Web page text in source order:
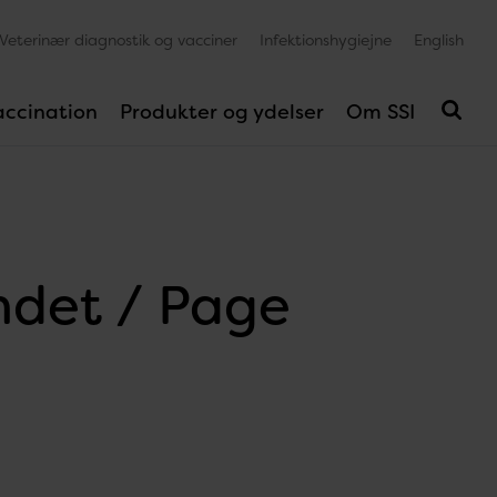
Produkter og ydelser Om SSI
Veterinær diagnostik og vacciner Infektionshygiejne English
/ Page